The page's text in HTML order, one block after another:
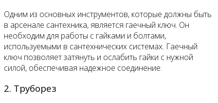
Одним из основных инструментов, которые должны быть
в арсенале сантехника, является гаечный ключ. Он
необходим для работы с гайками и болтами,
используемыми в сантехнических системах. Гаечный
ключ позволяет затянуть и ослабить гайки с нужной
силой, обеспечивая надежное соединение.
2. Труборез